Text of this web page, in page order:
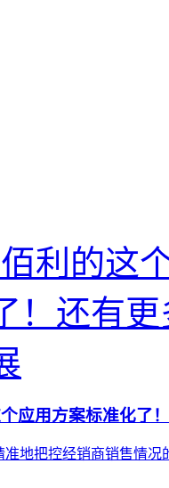
应用方案标准化了
地把控经销商销售情